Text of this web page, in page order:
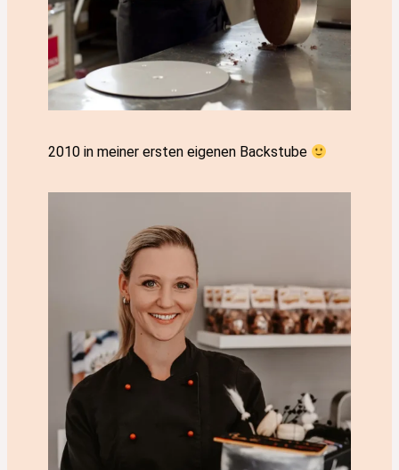
2010 in meiner ersten eigenen Backstube